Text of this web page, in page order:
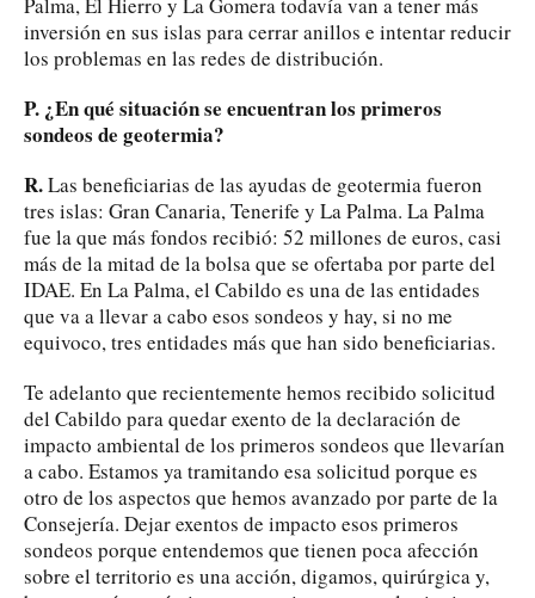
inversión en sus islas para cerrar anillos e intentar reducir
los problemas en las redes de distribución.
P. ¿En qué situación se encuentran los primeros
sondeos de geotermia?
R.Las beneficiarias de las ayudas de geotermia fueron
tres islas: Gran Canaria, Tenerife y La Palma. La Palma
fue la que más fondos recibió: 52 millones de euros, casi
más de la mitad de la bolsa que se ofertaba por parte del
IDAE. En La Palma, el Cabildo es una de las entidades
que va a llevar a cabo esos sondeos y hay, si no me
equivoco, tres entidades más que han sido beneficiarias.
Te adelanto que recientemente hemos recibido solicitud
del Cabildo para quedar exento de la declaración de
impacto ambiental de los primeros sondeos que llevarían
a cabo. Estamos ya tramitando esa solicitud porque es
otro de los aspectos que hemos avanzado por parte de la
Consejería. Dejar exentos de impacto esos primeros
sondeos porque entendemos que tienen poca afección
sobre el territorio es una acción, digamos, quirúrgica y,